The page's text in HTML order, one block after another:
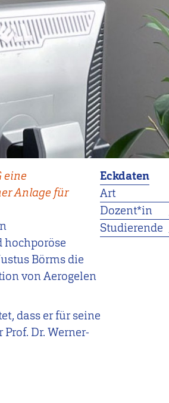
Eckdaten
Art
Dozent*in
Studierende
eine
Anlage für
hochporöse
Börms die
von Aerogelen
dass er für seine
Prof. Dr. Werner-